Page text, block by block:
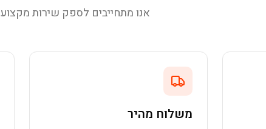
אנו מתחייבים לספק שירות
משלוח מהיר